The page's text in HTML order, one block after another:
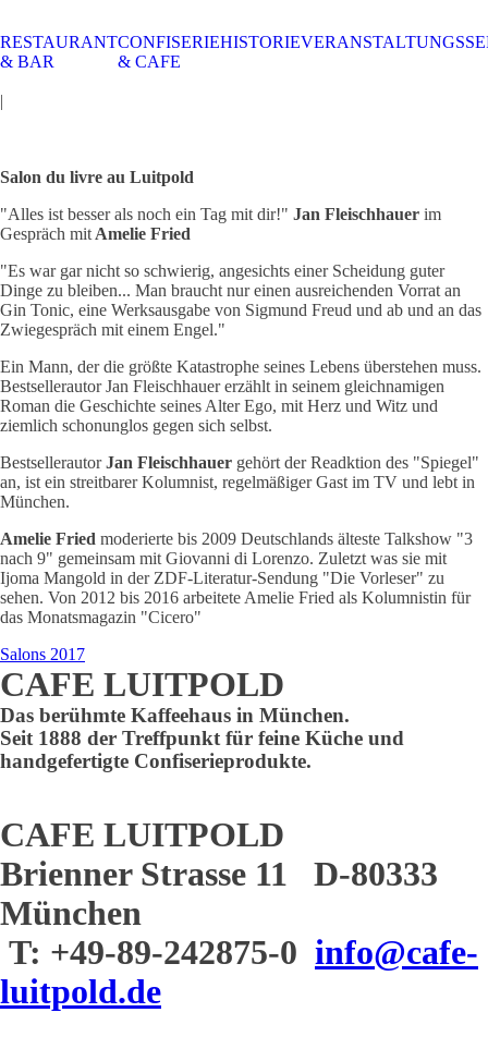
CAFE &
RESTAURANT
TISCHRESERVIERUNGKARRIERE
TISCHRESERVIERUNGKARRIERE
RESTAURANT
& BAR
CONFISERIE
& CAFE
HISTORIE
|
Salon du livre au Luitpold
"Alles ist besser als noch ein Tag mit dir!" Jan Fleischhauer im
Gespräch mit Amelie Fried
"Es war gar nicht so schwierig, angesichts einer Scheidung guter
Dinge zu bleiben... Man braucht nur einen ausreichenden Vorrat an
Gin Tonic, eine Werksausgabe von Sigmund Freud und ab und an das
Zwiegespräch mit einem Engel."
Ein Mann, der die größte Katastrophe seines Lebens überstehen muss.
Bestsellerautor Jan Fleischhauer erzählt in seinem gleichnamigen
Roman die Geschichte seines Alter Ego, mit Herz und Witz und
ziemlich schonunglos gegen sich selbst.
BestsellerautorJan Fleischhauer gehört der Readktion des "Spiegel"
an, ist ein streitbarer Kolumnist, regelmäßiger Gast im TV und lebt in
München.
Amelie Fried moderierte bis 2009 Deutschlands älteste Talkshow "3
nach 9" gemeinsam mit Giovanni di Lorenzo. Zuletzt was sie mit
Ijoma Mangold in der ZDF-Literatur-Sendung "Die Vorleser" zu
sehen. Von 2012 bis 2016 arbeitete Amelie Fried als Kolumnistin für
das Monatsmagazin "Cicero"
Salons 2017
CAFE LUITPOLD
Das berühmte Kaffeehaus in München.
Seit 1888 der Treffpunkt für feine Küche und
handgefertigte Confiserieprodukte.
CAFE LUITPOLD
Brienner Strasse 11 D-80333
München
T: +49-89-242875-0 info@cafe-
luitpold.de